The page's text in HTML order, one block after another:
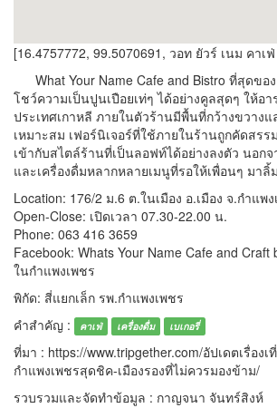
[16.4757772, 99.5070691, วอท ยัวร์ เนม คาเ
What Your Name Cafe and Bistro ที่สุดขอ
โชว์ความเป็นปูนเปือยเท่ๆ ได้อย่างคูลสุดๆ ให้อ
ประเทศเกาหลี ภายในตัวร้านมีพื้นที่กว้างขวางแ
เหมาะสม เฟอร์นิเจอร์ที่ใช้ภายในร้านถูกคัดสรร
เข้ากับสไตล์ร้านที่เป็นลอฟท์ได้อย่างลงตัว นอก
และเครื่องดื่มหลากหลายเมนูที่รอให้เพื่อนๆ มา
Location: 176/2 ม.6 ต.ในเมือง อ.เมือง จ.กำแพ
Open-Close: เปิดเวลา 07.30-22.00 น.
Phone: 063 416 3659
Facebook: Whats Your Name Cafe and
ในกำแพงเพชร
พิกัด: สี่แยกเล็ก รพ.กำแพงเพชร
คำสำคัญ :
คาเฟ่ เครื่องดื่ม เบเกอรี่
ที่มา : https://www.tripgether.com/อัปเดตเรื่องเ
กำแพงเพชรสุดชิค-เมืองรองที่ไม่ควรมองข้าม/
รวบรวมและจัดทำข้อมูล : กาญจนา จันทร์สิงห์